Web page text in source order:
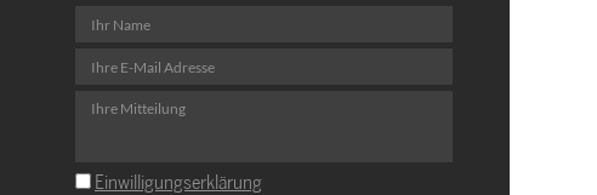
Einwilligungserklärung